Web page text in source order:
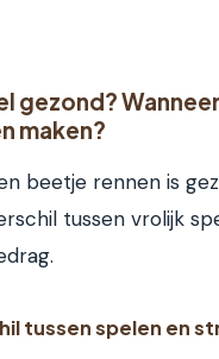
gezond?
maken?
beetje rennen is
tussen vrolijk
tussen spelen en